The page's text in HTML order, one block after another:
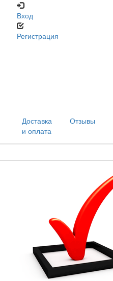
Вход
Регистрация
Доставка
и оплата
Отзывы